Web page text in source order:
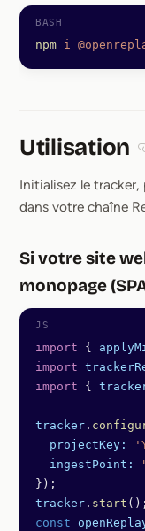
npm i
Utilisation
Initialisez le tracker,
dans votre chaîne
Si votre site
monopage
import {
import
import {
tracker .
  projectKey:
  ingestPoint:
});
tracker . start ();
const